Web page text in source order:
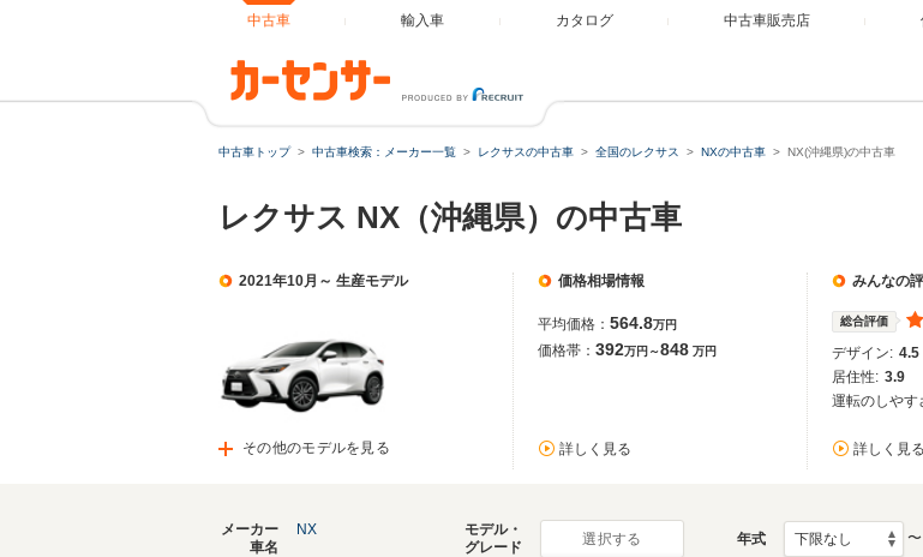
中古車 輸入車 カタログ 中古車販売店
中古車トップ 中古車検索：メーカー一覧 レクサスの中古車 全国のレクサス NXの中古車 NX(沖縄県)の中古車
レクサス NX（沖縄県）の中古車
2021年10月～ 生産モデル
その他のモデルを見る
価格相場情報
平均価格： 564.8万円
価格帯： 392万円～848 万円
詳しく見る
みんなの
総合評価
デザイン: 4.5
居住性: 3.9
運転のしやす
詳しく見る
メーカー
車名
NX
モデル・
グレード
選択する 年式 〜